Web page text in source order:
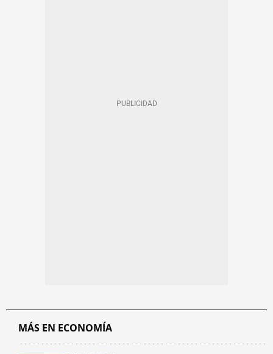
MÁS EN ECONOMÍA